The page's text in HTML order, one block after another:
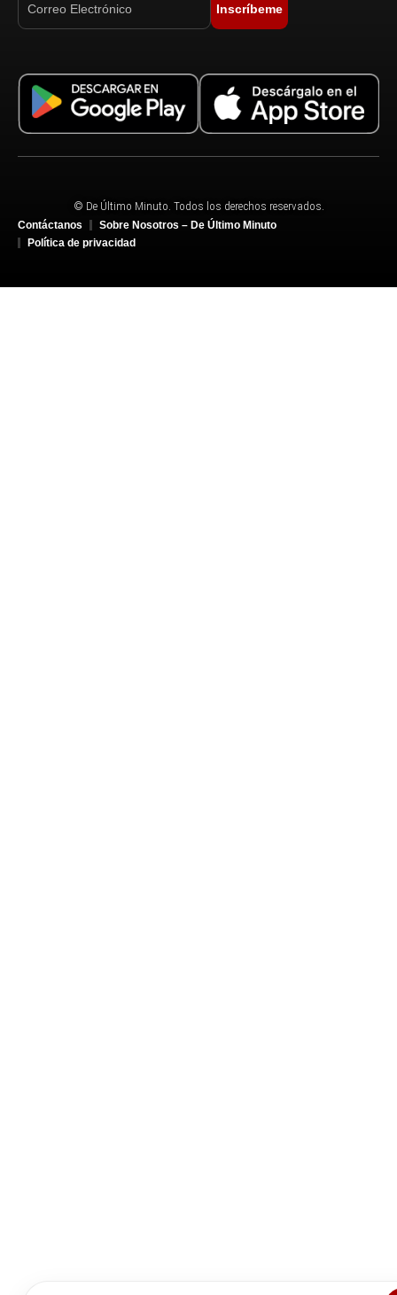
Inscríbeme
© De Último Minuto. Todos los derechos reservados.
Contáctanos
Sobre Nosotros – De Último Minuto
Política de privacidad